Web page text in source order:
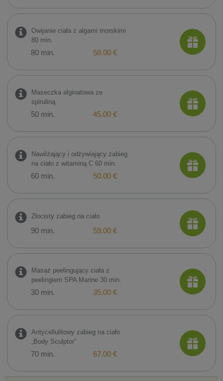
Owijanie ciała z algami morskimi
80 min.
80 min. 58.00 €
Maseczka alginatowa ze
spiruliną
50 min. 45.00 €
Nawilżający i odżywiający zabieg
na ciało z witaminą C 60 min.
60 min. 50.00 €
Złocisty zabieg na ciało
90 min. 59.00 €
Masaż peelingujący ciała z
peelingiem SPA Marine 30 min.
30 min. 35.00 €
Antycellulitowy zabieg na ciało
„Body Sculptor”
70 min. 67.00 €